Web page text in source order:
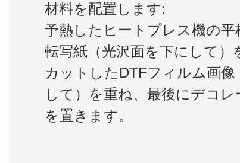
材料を配置します:
予熱したヒートプレス機の
転写紙（光沢面を下にして）
カットしたDTFフィルム画像
して）を重ね、最後にデコ
を置きます。